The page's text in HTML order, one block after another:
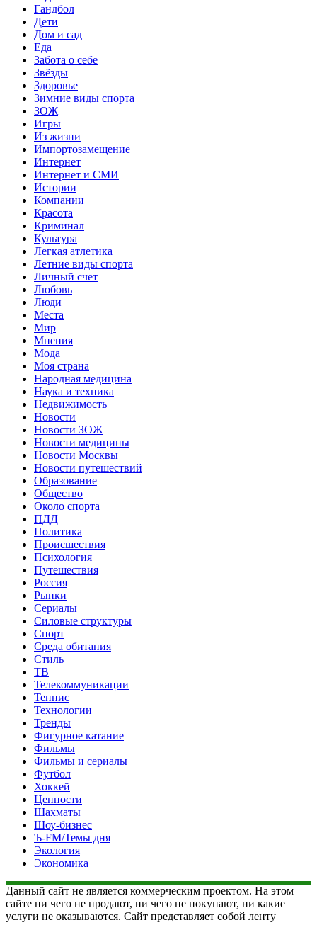
Гандбол
Дети
Дом и сад
Еда
Забота о себе
Звёзды
Здоровье
Зимние виды спорта
ЗОЖ
Игры
Из жизни
Импортозамещение
Интернет
Интернет и СМИ
Истории
Компании
Красота
Криминал
Культура
Легкая атлетика
Летние виды спорта
Личный счет
Любовь
Люди
Места
Мир
Мнения
Мода
Моя страна
Народная медицина
Наука и техника
Недвижимость
Новости
Новости ЗОЖ
Новости медицины
Новости Москвы
Новости путешествий
Образование
Общество
Около спорта
ПДД
Политика
Происшествия
Психология
Путешествия
Россия
Рынки
Сериалы
Силовые структуры
Спорт
Среда обитания
Стиль
ТВ
Телекоммуникации
Теннис
Технологии
Тренды
Фигурное катание
Фильмы
Фильмы и сериалы
Футбол
Хоккей
Ценности
Шахматы
Шоу-бизнес
Ъ-FM/Темы дня
Экология
Экономика
Данный сайт не является коммерческим проектом. На этом
сайте ни чего не продают, ни чего не покупают, ни какие
услуги не оказываются. Сайт представляет собой ленту